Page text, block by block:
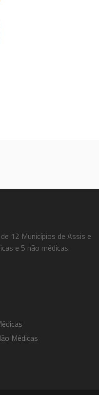
12 Municípios de Assis e
e 5 não médicas.
Médicas